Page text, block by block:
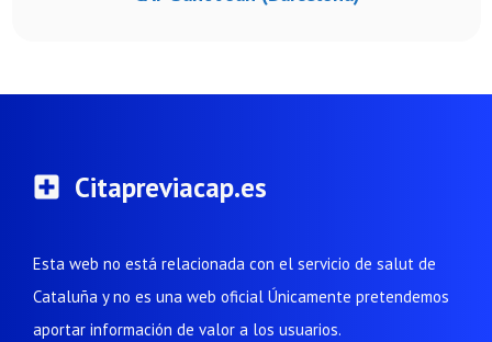
Citapreviacap.es
Esta web no está relacionada con el servicio de salut de
Cataluña y no es una web oficial Únicamente pretendemos
aportar información de valor a los usuarios.